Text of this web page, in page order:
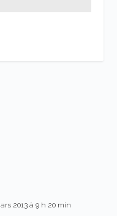
2013 à 9 h 20 min